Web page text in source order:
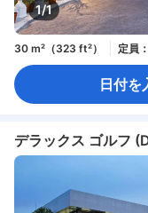
1/1
30 m²（323 ft²） 定員
日付を
デラックス ゴルフ